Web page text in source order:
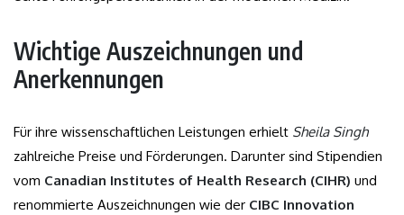
Wichtige Auszeichnungen und
Anerkennungen
Für ihre wissenschaftlichen Leistungen erhielt Sheila Singh
zahlreiche Preise und Förderungen. Darunter sind Stipendien
vom Canadian Institutes of Health Research (CIHR) und
renommierte Auszeichnungen wie der CIBC Innovation